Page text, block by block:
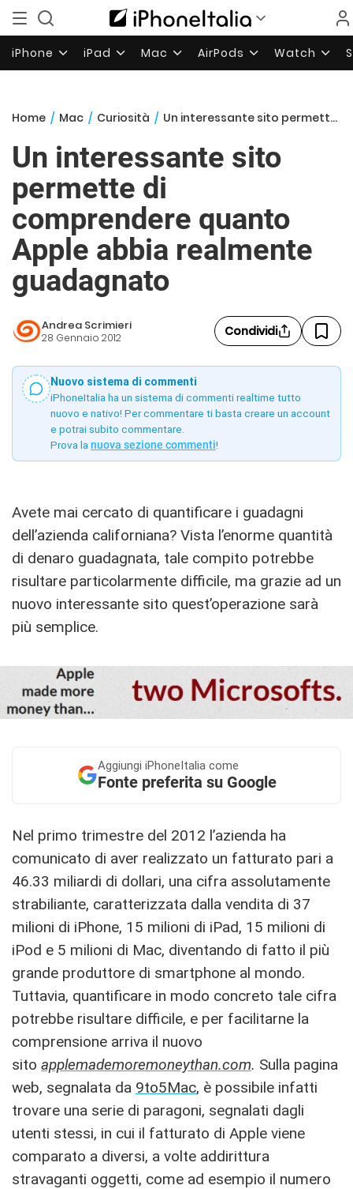
iPhone iPad Mac AirPods Watch
Home / Mac / Curiosità / Un interessante sito permette di comprendere quanto Apple abbia realmente guadagnato
Un interessante sito
permette di
comprendere quanto
Apple abbia realmente
guadagnato
Andrea Scrimieri
28 Gennaio 2012 Condividi
Nuovo sistema di commenti
iPhoneItalia ha un sistema di commenti realtime tutto
nuovo e nativo! Per commentare ti basta creare un account
e potrai subito commentare.
Prova la nuova sezione commenti!
Avete mai cercato di quantificare i guadagni
dell’azienda californiana? Vista l’enorme quantità
di denaro guadagnata, tale compito potrebbe
risultare particolarmente difficile, ma grazie ad un
nuovo interessante sito quest’operazione sarà
più semplice.
Aggiungi iPhoneItalia come
Fonte preferita su Google
Nel primo trimestre del 2012 l’azienda ha
comunicato di aver realizzato un fatturato pari a
46.33 miliardi di dollari, una cifra assolutamente
strabiliante, caratterizzata dalla vendita di 37
milioni di iPhone, 15 milioni di iPad, 15 milioni di
iPod e 5 milioni di Mac, diventando di fatto il più
grande produttore di smartphone al mondo.
Tuttavia, quantificare in modo concreto tale cifra
potrebbe risultare difficile, e per facilitarne la
comprensione arriva il nuovo
sito applemademoremoneythan.com. Sulla pagina
web, segnalata da 9to5Mac, è possibile infatti
trovare una serie di paragoni, segnalati dagli
utenti stessi, in cui il fatturato di Apple viene
comparato a diversi, a volte addirittura
stravaganti oggetti, come ad esempio il numero